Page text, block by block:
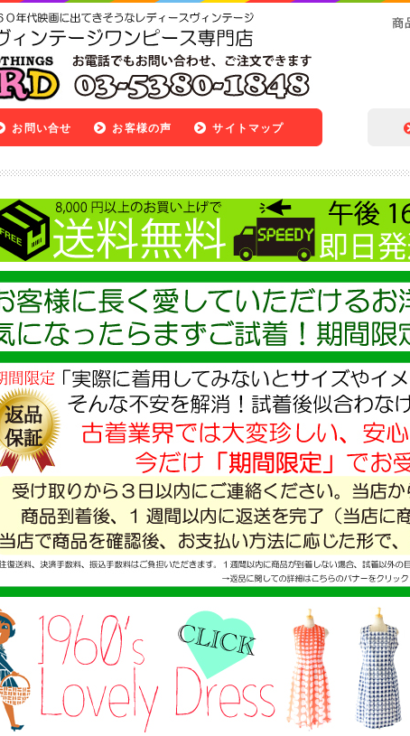
お問い合せ お客様の声 サイトマップ